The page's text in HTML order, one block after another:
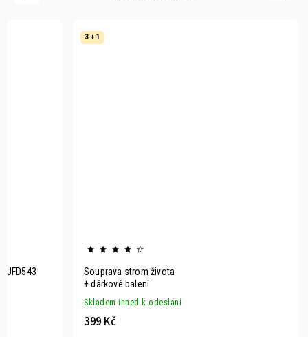
JFD543
3 + 1
Souprava strom života
+ dárkové balení
Skladem ihned k odeslání
399 Kč